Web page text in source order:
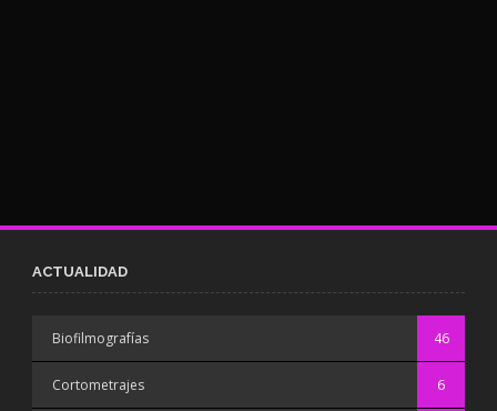
ACTUALIDAD
Biofilmografías 46
Cortometrajes 6